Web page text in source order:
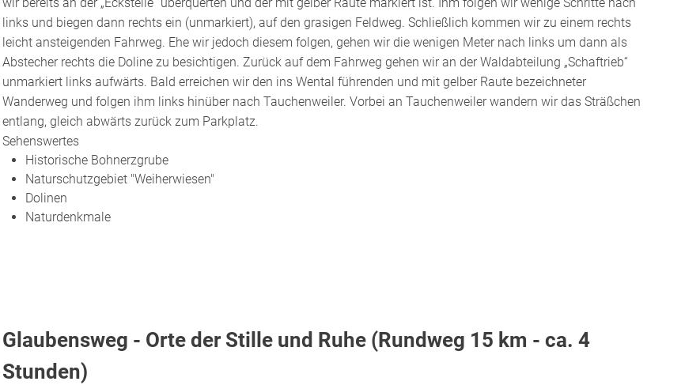
links und biegen dann rechts ein (unmarkiert), auf den grasigen Feldweg. Schließlich kommen wir zu einem rechts
leicht ansteigenden Fahrweg. Ehe wir jedoch diesem folgen, gehen wir die wenigen Meter nach links um dann als
Abstecher rechts die Doline zu besichtigen. Zurück auf dem Fahrweg gehen wir an der Waldabteilung „Schaftrieb“
unmarkiert links aufwärts. Bald erreichen wir den ins Wental führenden und mit gelber Raute bezeichneter
Wanderweg und folgen ihm links hinüber nach Tauchenweiler. Vorbei an Tauchenweiler wandern wir das Sträßchen
entlang, gleich abwärts zurück zum Parkplatz.
Sehenswertes
Historische Bohnerzgrube
Naturschutzgebiet "Weiherwiesen"
Dolinen
Naturdenkmale
Glaubensweg - Orte der Stille und Ruhe (Rundweg 15 km - ca. 4
Stunden)